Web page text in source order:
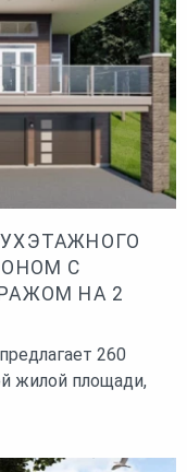
дома
машины, а кухню и
из гаража.
проекты для
с их вкусами и
но
современных
тенденции и
дома
дизайна.
С
НА 2
260
жилой площади,